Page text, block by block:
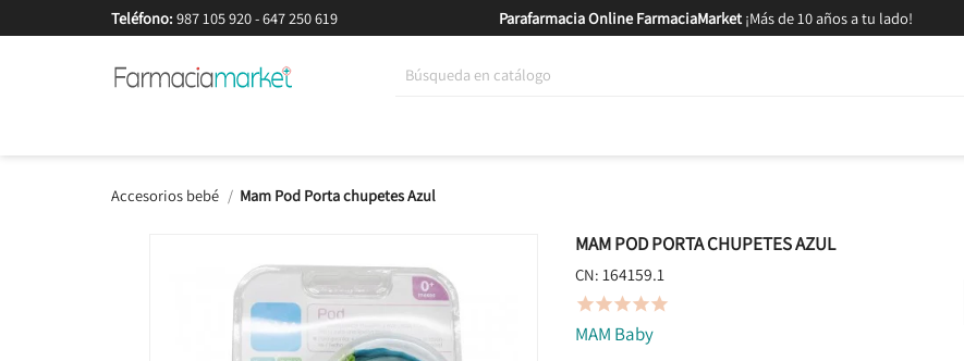
Teléfono: 987 105 920-647 250 619 Parafarmacia Online FarmaciaMarket¡Más de 10 años a tu lado!
Accesorios bebé Mam Pod Porta chupetes Azul
MAM POD PORTA CHUPETES AZUL
CN: 164159.1

MAM Baby